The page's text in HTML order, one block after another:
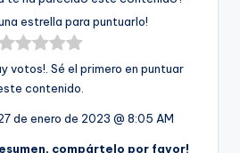
estrella para puntuarlo!
votos!. Sé el primero en puntuar
contenido.
de enero de 2023 @ 8:05 AM
compártelo por favor!